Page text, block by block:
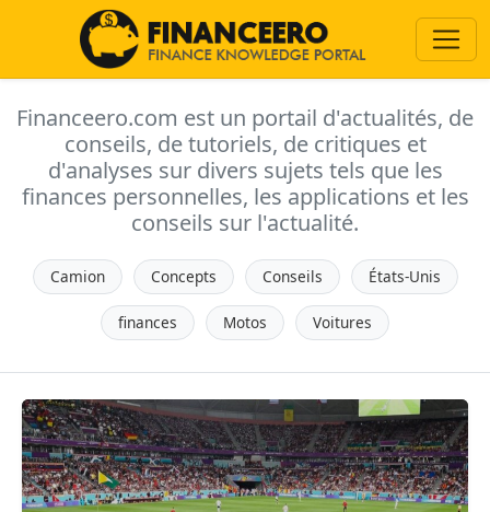
Financeero.com est un portail d'actualités, de
conseils, de tutoriels, de critiques et
d'analyses sur divers sujets tels que les
finances personnelles, les applications et les
conseils sur l'actualité.
Camion Concepts Conseils États-Unis
finances Motos Voitures